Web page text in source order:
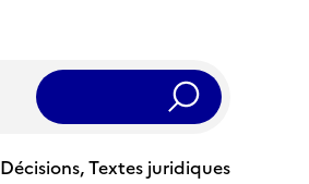
Rechercher
Décisions, Textes juridiques